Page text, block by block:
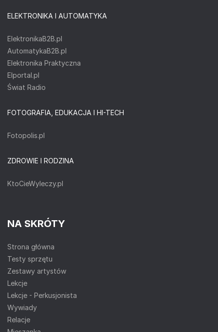
ELEKTRONIKA I AUTOMATYKA
ElektronikaB2B.pl
AutomatykaB2B.pl
Elektronika Praktyczna
Elportal.pl
Świat Radio
FOTOGRAFIA, EDUKACJA I HI-TECH
Fotopolis.pl
ZDROWIE I RODZINA
KtoCieWyleczy.pl
NA SKRÓTY
Strona główna
Testy sprzętu
Zestawy artystów
Lekcje
Lekcje - Perkusjonista
Wywiady
Relacje